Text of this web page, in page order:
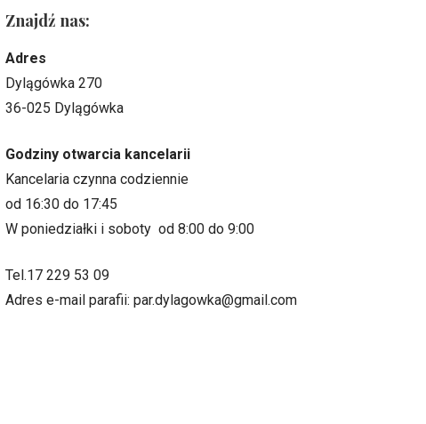
Znajdź nas:
Adres
Dylągówka 270
36-025 Dylągówka
Godziny otwarcia kancelarii
Kancelaria czynna codziennie
od 16:30 do 17:45
W poniedziałki i soboty od 8:00 do 9:00
Tel.17 229 53 09
Adres e-mail parafii: par.dylagowka@gmail.com